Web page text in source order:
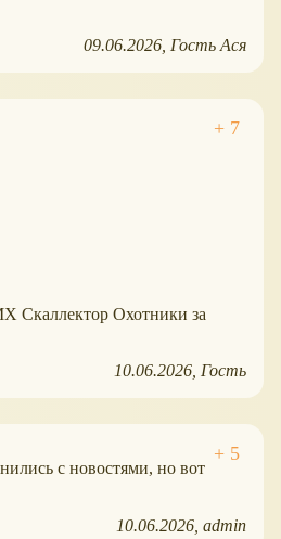
09.06.2026 Гость Aся
Скаллектор Охотники за
10.06.2026 Гость
с новостями, но вот
10.06.2026 admin